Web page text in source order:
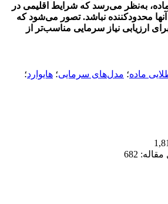
به‌نظر می‌رسد که شرایط اقلیمی در
محدود‌کننده نباشد. تصور می‌شود که
ارزیابی نیاز سرمایی مناسب‌تر از
ماده؛ مدل‌های سرمایی؛ هایوارد؛
682